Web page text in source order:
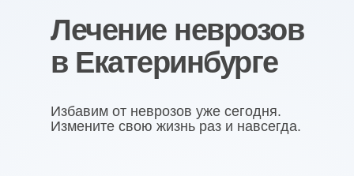
Лечение неврозов
в Екатеринбурге
Избавим от неврозов уже сегодня.
Измените свою жизнь раз и навсегда.